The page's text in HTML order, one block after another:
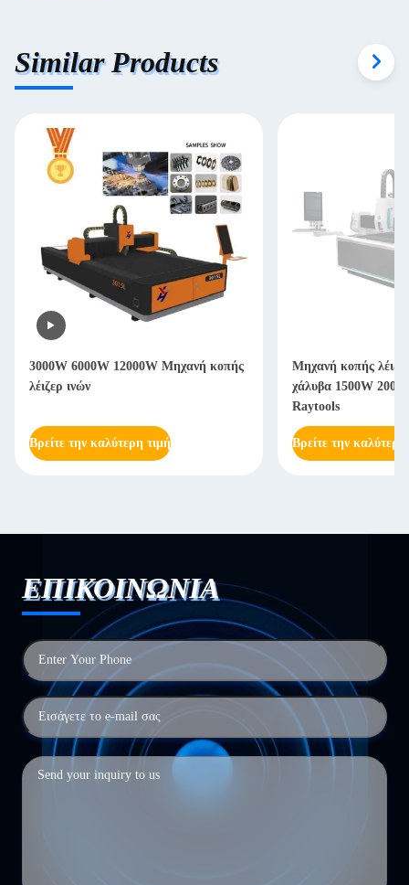
Similar Products
3000W 6000W 12000W Μηχανή κοπής
λέιζερ ινών
Βρείτε την καλύτερη τιμή
Μηχανή κοπής
χάλυβα 1500W
Raytools
Βρείτε την καλύτερη
ΕΠΙΚΟΙΝΩΝΙΑ